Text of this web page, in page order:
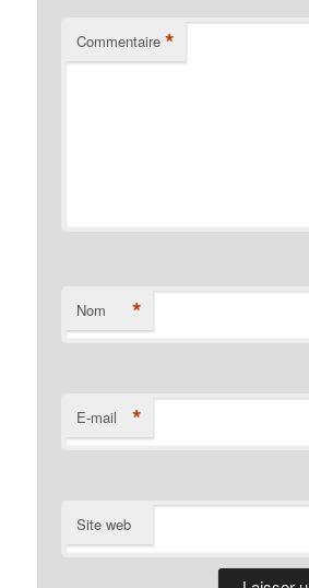
Commentaire *
Nom *
E-mail *
Site web